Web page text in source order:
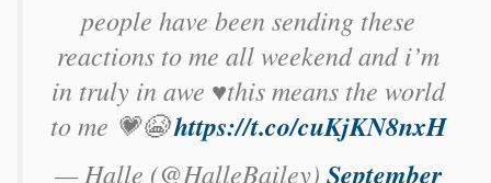
people have been sending these
reactions to me all weekend and i’m
in truly in awe ♥️this means the world
to me 💗😭https://t.co/cuKjKN8nxH
— Halle (@HalleBailey) September